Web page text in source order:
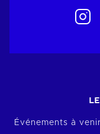
Événements à venir